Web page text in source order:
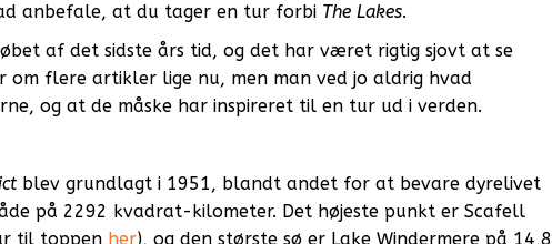
anbefale, at du tager en tur forbi The Lakes.
af det sidste års tid, og det har været rigtig sjovt at se
flere artikler lige nu, men man ved jo aldrig hvad
og at de måske har inspireret til en tur ud i verden.
blev grundlagt i 1951, blandt andet for at bevare dyrelivet
på 2292 kvadrat-kilometer. Det højeste punkt er Scafell
til toppen her), og den største sø er Lake Windermere på 14,8